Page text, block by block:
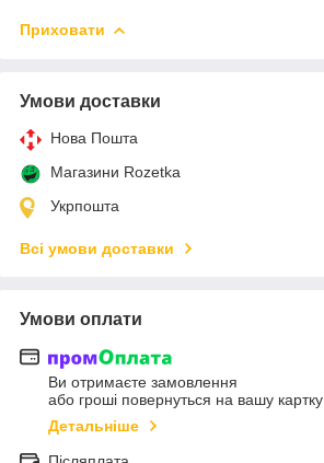
Приховати
Умови доставки
Нова Пошта
Магазини Rozetka
Укрпошта
Всі умови доставки
Умови оплати
Ви отримаєте замовлення
або гроші повернуться на вашу картку
Детальніше